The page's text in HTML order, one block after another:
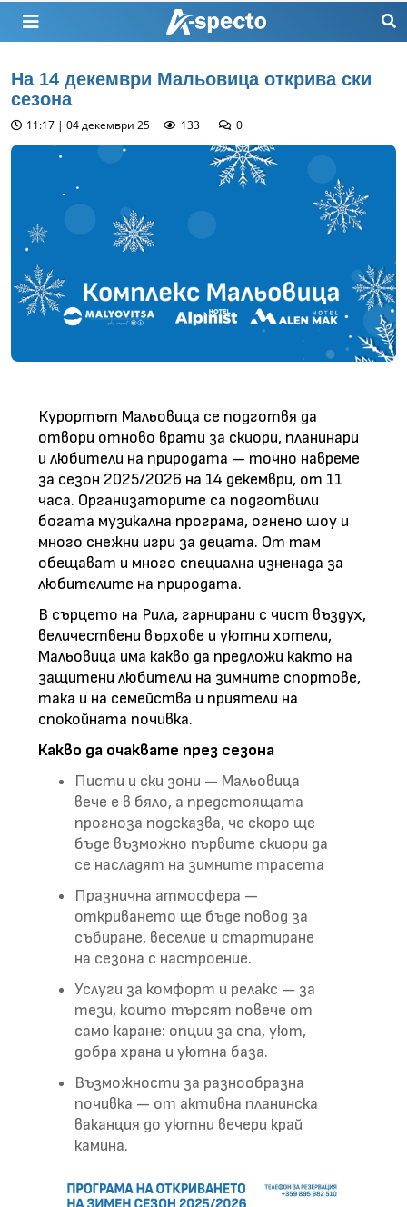
На 14 декември Мальовица открива ски
сезона
11:17 | 04 декември 25 133 0
Курортът Мальовица се подготвя да
отвори отново врати за скиори, планинари
и любители на природата — точно навреме
за сезон 2025/2026 на 14 декември, от 11
часа. Организаторите са подготвили
богата музикална програма, огнено шоу и
много снежни игри за децата. От там
обещават и много специална изненада за
любителите на природата.
В сърцето на Рила, гарнирани с чист въздух,
величествени върхове и уютни хотели,
Мальовица има какво да предложи както на
защитени любители на зимните спортове,
така и на семейства и приятели на
спокойната почивка.
Какво да очаквате през сезона
Писти и ски зони — Мальовица
вече е в бяло, а предстоящата
прогноза подсказва, че скоро ще
бъде възможно първите скиори да
се насладят на зимните трасета
Празнична атмосфера —
откриването ще бъде повод за
събиране, веселие и стартиране
на сезона с настроение.
Услуги за комфорт и релакс — за
тези, които търсят повече от
само каране: опции за спа, уют,
добра храна и уютна база.
Възможности за разнообразна
почивка — от активна планинска
ваканция до уютни вечери край
камина.